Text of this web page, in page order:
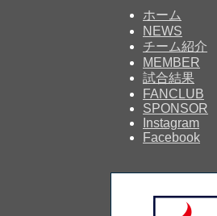
ホーム
NEWS
チーム紹介
MEMBER
試合結果
FANCLUB
SPONSOR
Instagram
Facebook